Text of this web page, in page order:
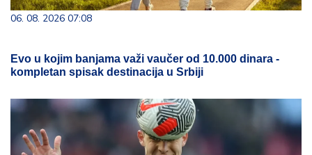
06. 08. 2026 07:08
Evo u kojim banjama važi vaučer od 10.000 dinara -
kompletan spisak destinacija u Srbiji